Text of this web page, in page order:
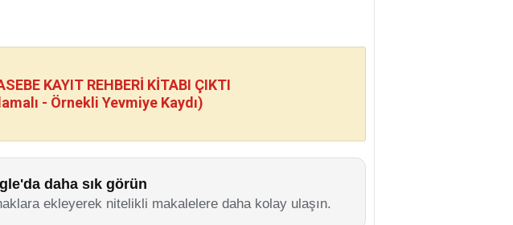
KAYIT REHBERİ KİTABI ÇIKTI
- Örnekli Yevmiye Kaydı)
daha sık görün
ekleyerek nitelikli makalelere daha kolay ulaşın.